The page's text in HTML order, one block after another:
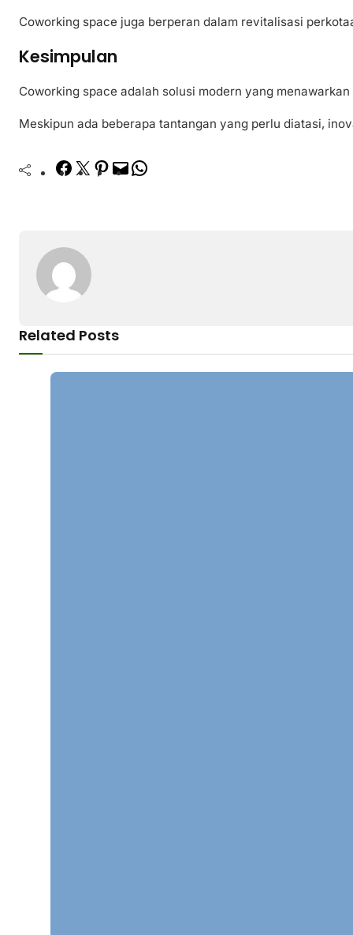
Coworking space juga berperan dalam revitalisasi
Kesimpulan
Coworking space adalah solusi modern yang
Meskipun ada beberapa tantangan yang perlu diatasi,
Facebook
TwitterPinterest
Mail
Related Posts